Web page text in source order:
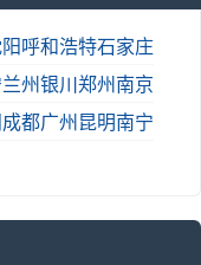
呼和浩特石家庄
兰州银川郑州南京
成都广州昆明南宁